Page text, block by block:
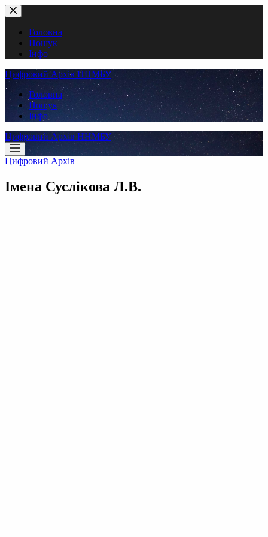
Перейти
до
вмістуГоловна
Пошук
Інфо
Цифровий Архів ННМБУ
Головна
Пошук
Інфо
Цифровий Архів ННМБУ
Цифровий Архів
Імена Суслікова Л.В.